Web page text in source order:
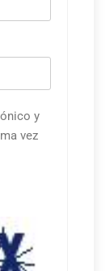
y
vez